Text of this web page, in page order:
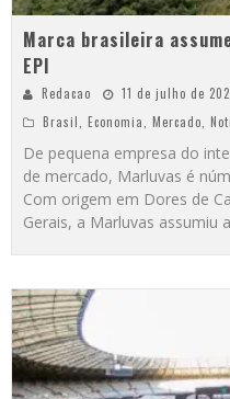
Marca brasileira
EPI
Redacao
11 de julho de
Brasil
Economia Mercado
De pequena empresa do
de mercado, Marluvas é
Com origem em Dores de
Gerais, a Marluvas assumiu a